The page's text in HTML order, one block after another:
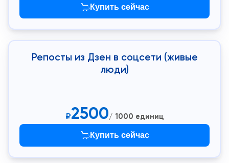
Купить сейчас
Репосты из Дзен в соцсети (живые
люди)
₽2500/ 1000 единиц
Купить сейчас